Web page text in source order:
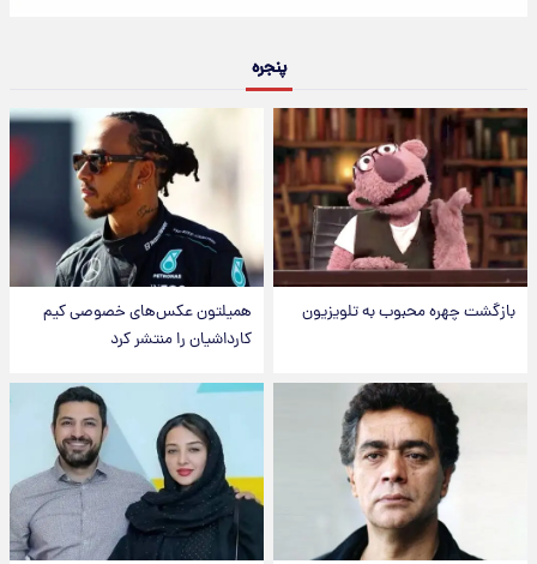
پنجره
بازگشت چهره محبوب به تلویزیون
همیلتون عکس‌های خصوصی کیم‌
کارداشیان را منتشر کرد